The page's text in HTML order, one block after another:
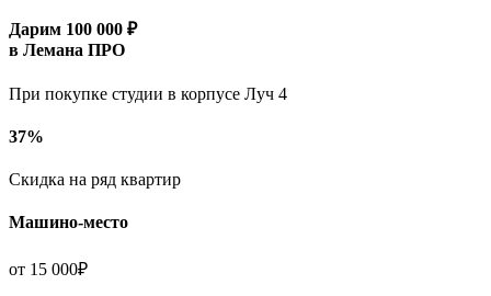
Дарим 100 000 ₽
в Лемана ПРО
При покупке студии в корпусе Луч 4
37%
Скидка на ряд квартир
Машино-место
от 15 000₽